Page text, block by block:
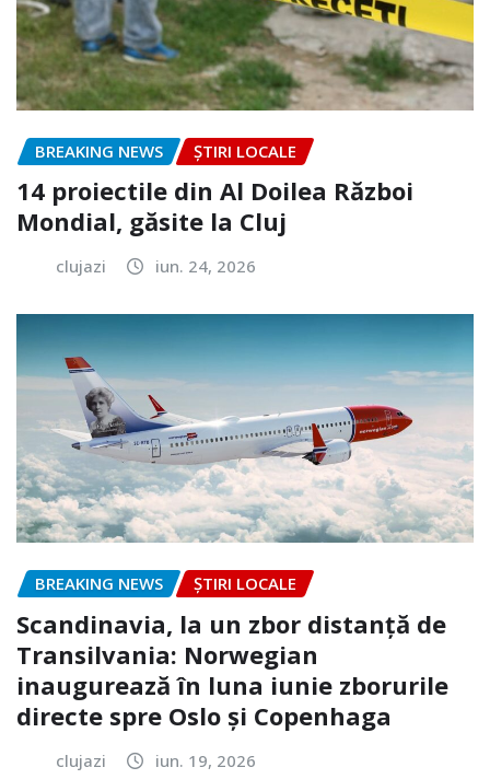
BREAKING NEWS ȘTIRI LOCALE
14 proiectile din Al Doilea Război
Mondial, găsite la Cluj
clujazi iun. 24, 2026
BREAKING NEWS ȘTIRI LOCALE
Scandinavia, la un zbor distanță de
Transilvania: Norwegian
inaugurează în luna iunie zborurile
directe spre Oslo și Copenhaga
clujazi iun. 19, 2026